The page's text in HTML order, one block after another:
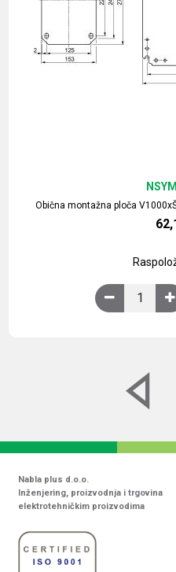
Obična montažna ploča
Obična
Nabla plus d.o.o.
Inženjering, proizvodnja i trgovina
elektrotehničkim proizvodima